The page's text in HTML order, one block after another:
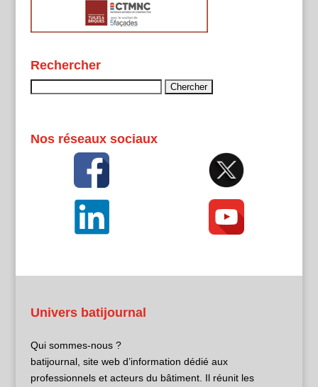
Rechercher
Nos réseaux sociaux
Univers batijournal
Qui sommes-nous ?
batijournal, site web d’information dédié aux
professionnels et acteurs du bâtiment. Il réunit les